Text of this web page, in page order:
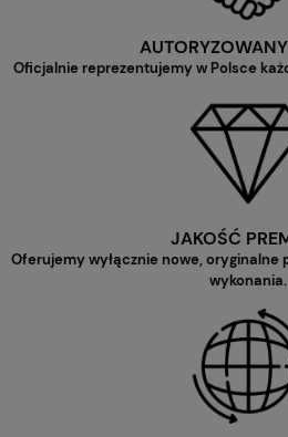
Oficjalnie reprezentujemy w Polsce
JAKOŚĆ
Oferujemy wyłącznie nowe, oryginalne
wykonania.